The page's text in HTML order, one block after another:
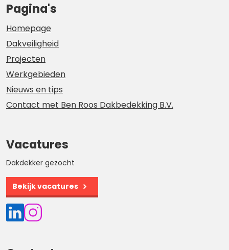
Pagina's
Homepage
Dakveiligheid
Projecten
Werkgebieden
Nieuws en tips
Contact met Ben Roos Dakbedekking B.V.
Vacatures
Dakdekker gezocht
Bekijk vacatures